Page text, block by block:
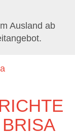
Ausland ab